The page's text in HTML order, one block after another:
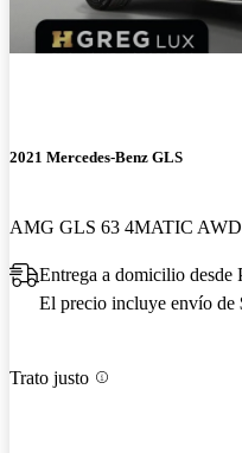
2021 Mercedes-Benz GLS
AMG GLS 63 4MATIC AWD
Entrega a domicilio desde
El precio incluye envío de
Trato justo